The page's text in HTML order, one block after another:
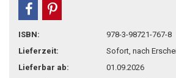
teilen
ISBN:
978-3-98721-767-8
Lieferzeit:
Sofort, nach
Lieferbar ab:
01.09.2026